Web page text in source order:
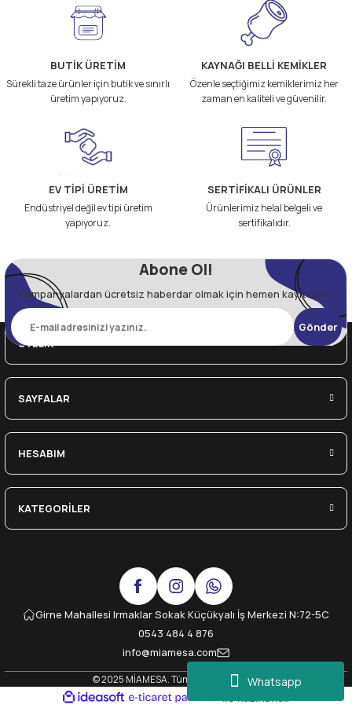
Whatsapp
BUTİK ÜRETİM
Sürekli taze ürünler için butik ve sınırlı
üretim yapıyoruz.
KAYNAĞI BELLİ KEMİKLER
Özenle seçtiğimiz kemiklerimiz her
zaman en kaliteli ve güvenilir.
EV TİPİ ÜRETİM
Endüstriyel değil ev tipi üretim
yapıyoruz.
SERTİFİKALI ÜRÜNLER
Ürünlerimiz helal belgeli ve
sertifikalıdır.
Abone Ol!
Kampanyalardan ücretsiz haberdar olmak için hemen kayıt olun!
Gönder
ÜYELİK
SAYFALAR
HESABIM
KATEGORİLER
Girne Mahallesi Irmaklar Sokak Küçükyalı İş Merkezi N:72-5C
0543 484 4 876
info@miamesa.com
© 2025 MİAMESA. Tüm Hakları Saklıdır.
ideasoft